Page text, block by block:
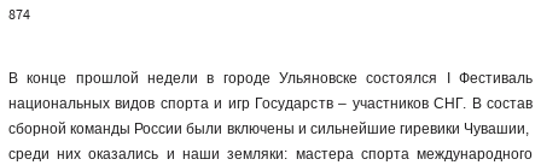
874
В конце прошлой недели в городе Ульяновске состоялся
Фестиваль
национальных видов спорта и игр Государств – участников СНГ. В состав
сборной команды России были включены и сильнейшие гиревики Чувашии,
среди них оказались и наши земляки: мастера спорта международного